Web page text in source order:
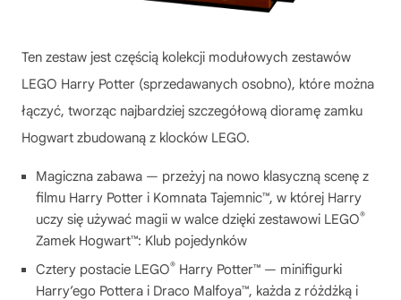
Ten zestaw jest częścią kolekcji modułowych zestawów
LEGO Harry Potter (sprzedawanych osobno), które można
łączyć, tworząc najbardziej szczegółową dioramę zamku
Hogwart zbudowaną z klocków LEGO.
Magiczna zabawa — przeżyj na nowo klasyczną scenę z
filmu Harry Potter i Komnata Tajemnic™, w której Harry
uczy się używać magii w walce dzięki zestawowi LEGO®
Zamek Hogwart™: Klub pojedynków
Cztery postacie LEGO® Harry Potter™ — minifigurki
Harry’ego Pottera i Draco Malfoya™, każda z różdżką i